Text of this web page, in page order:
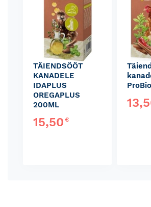
TÄIENDSÖÖT
KANADELE
IDAPLUS
OREGAPLUS
200ML
15,50€